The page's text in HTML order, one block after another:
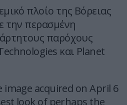
πλοίο της Βόρειας
την περασμένη
παρόχους
και Planet
image acquired on April 6
look of perhaps the